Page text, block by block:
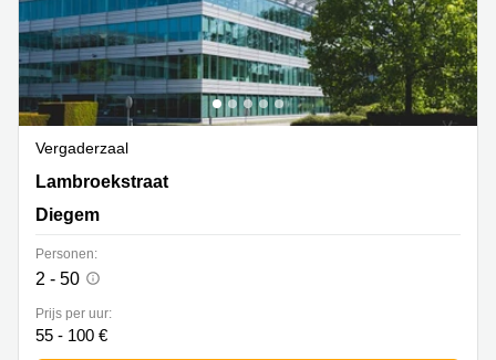
Vergaderzaal
Lambroekstraat 5A, Diegem
Lambroekstraat
Diegem
Personen:
2 - 50
Prijs per uur:
55 - 100 €